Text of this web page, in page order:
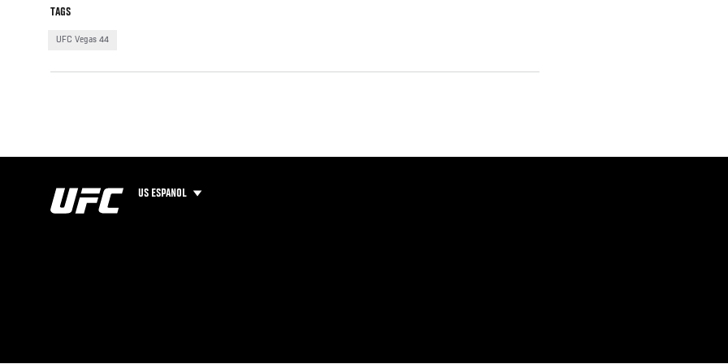
TAGS
UFC Vegas 44
US ESPANOL